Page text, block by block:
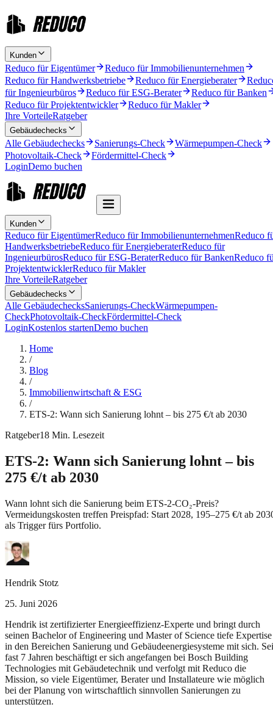
Kunden
Reduco für Eigentümer
Reduco für Immobilienunternehmen
Reduco für Handwerksbetriebe
Reduco für Energieberater
für Ingenieurbüros
Reduco für ESG-Berater
Reduco für Banken
Reduco für Projektentwickler
Reduco für Makler
Ihre VorteileRatgeber
Gebäudechecks
Alle Gebäudechecks Sanierungs-Check
Wärmepumpen-Check
Photovoltaik-Check
Fördermittel-Check
LoginDemo buchen
Kunden
Reduco für EigentümerReduco für ImmobilienunternehmenReduco
HandwerksbetriebeReduco für EnergieberaterReduco für
IngenieurbürosReduco für ESG-BeraterReduco für BankenReduco
ProjektentwicklerReduco für Makler
Ihre VorteileRatgeber
Gebäudechecks
Alle GebäudechecksSanierungs-CheckWärmepumpen-
CheckPhotovoltaik-CheckFördermittel-Check
LoginKostenlos startenDemo buchen
Home
/
Blog
/
Immobilienwirtschaft & ESG
/
ETS-2: Wann sich Sanierung lohnt – bis 275 €/t ab 2030
Ratgeber18 Min. Lesezeit
ETS-2: Wann sich Sanierung lohnt – bis
275 €/t ab 2030
Wann lohnt sich die Sanierung beim ETS-2-CO₂-Preis?
Vermeidungskosten treffen Preispfad: Start 2028, 195–275 €/t ab
als Trigger fürs Portfolio.
Hendrik Stotz
25. Juni 2026
Hendrik ist zertifizierter Energieeffizienz-Experte und bringt durch
seinen Bachelor of Engineering und Master of Science tiefe Expertise
in den Bereichen Sanierung und Gebäudeenergiesysteme mit sich.
fast 7 Jahren beschäftigt er sich angefangen bei Bosch Building
Technologies mit Gebäudetechnik und verfolgt mit Reduco die
Mission, so viele Eigentümer, Berater und Installateure wie möglich
bei der Planung von wirtschaftlich sinnvollen Sanierungen zu
unterstützen.